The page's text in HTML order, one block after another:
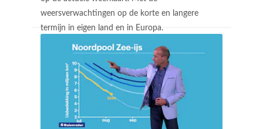
weersverwachtingen op de korte en langere
termijn in eigen land en in Europa.